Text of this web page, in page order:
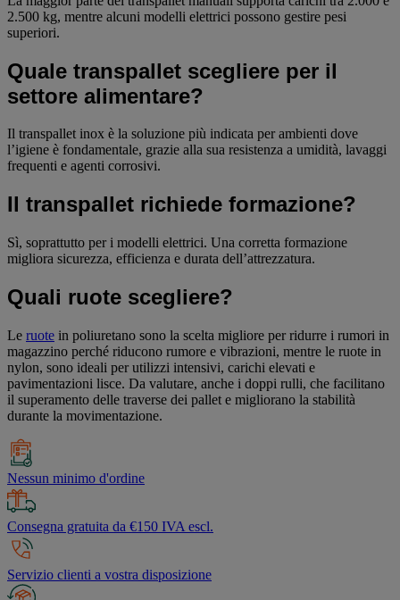
2.500 kg, mentre alcuni modelli elettrici possono gestire pesi
superiori.
Quale transpallet scegliere per il
settore alimentare?
Il transpallet inox è la soluzione più indicata per ambienti dove
l’igiene è fondamentale, grazie alla sua resistenza a umidità, lavaggi
frequenti e agenti corrosivi.
Il transpallet richiede formazione?
Sì, soprattutto per i modelli elettrici. Una corretta formazione
migliora sicurezza, efficienza e durata dell’attrezzatura.
Quali ruote scegliere?
Le ruote in poliuretano sono la scelta migliore per ridurre i rumori in
magazzino perché riducono rumore e vibrazioni, mentre le ruote in
nylon, sono ideali per utilizzi intensivi, carichi elevati e
pavimentazioni lisce. Da valutare, anche i doppi rulli, che facilitano
il superamento delle traverse dei pallet e migliorano la stabilità
durante la movimentazione.
Nessun minimo d'ordine
Consegna gratuita da €150 IVA escl.
Servizio clienti a vostra disposizione